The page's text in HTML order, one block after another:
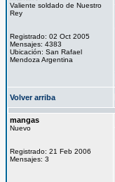
Valiente soldado de Nuestro
Rey
Registrado: 02 Oct 2005
Mensajes: 4383
Ubicación: San Rafael
Mendoza Argentina
Volver arriba
mangas
Nuevo
Registrado: 21 Feb 2006
Mensajes: 3